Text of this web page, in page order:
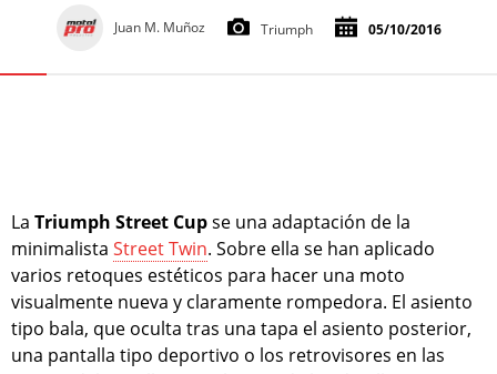
Juan M. Muñoz Triumph 05/10/2016
La Triumph Street Cupse una adaptación de la
minimalista Street Twin. Sobre ella se han aplicado
varios retoques estéticos para hacer una moto
visualmente nueva y claramente rompedora. El asiento
tipo bala, que oculta tras una tapa el asiento posterior,
una pantalla tipo deportivo o los retrovisores en las